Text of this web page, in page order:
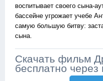
воспитывает своего сына-
бассейне угрожает учебе
самую большую битву:
сына.
Скачать фильм
бесплатно через